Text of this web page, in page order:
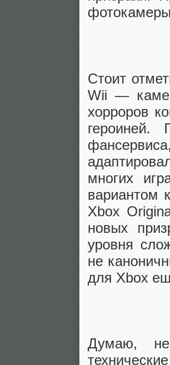
Стоит
Wii —
хорроров
героиней.
многих
вариантом
Xbox
новых
уровня
не
для Xbox
Думаю,